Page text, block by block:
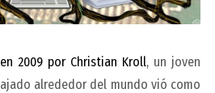
2009 por Christian Kroll, un joven
alrededor del mundo vió como